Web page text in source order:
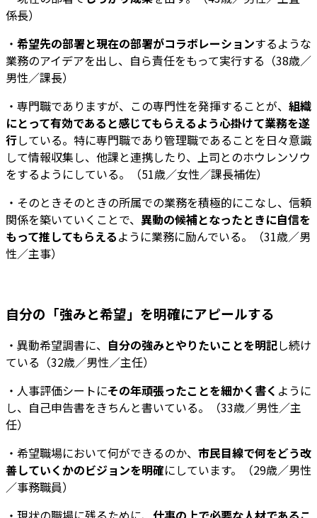
係長）
・ 希望先の部署と現在の部署がコラボレーションするような
業務のアイデアを出し、自ら責任をもって実行する（38歳／
男性／課長）
・専門職でありますが、この専門性を発揮することが、 組織
にとって有効であると感じてもらえるよう心掛けて業務を遂
行している。特に専門職であり管理職であることを日々意識
して情報収集し、他課と連携したり、上司とのホウレンソウ
をするようにしている。（51歳／女性／課長補佐）
・そのときそのときの所属での業務を積極的にこなし、信頼
関係を築いていくことで、 異動の候補となったときに自信を
もって推してもらえるように業務に励んでいる。（31歳／男
性／主事）
自分の「強みと希望」を明確にアピールする
・異動希望調書に、 自分の強みとやりたいことを明記し続け
ている（32歳／男性／主任）
・人事評価シートにその年頑張ったことを細かく書く ように
し、自己申告書をきちんと書いている。（33歳／男性／主
任）
・希望職場において何ができるのか、 市民目線で何をどう改
善していくかのビジョンを明確にしています。（29歳／男性
／事務職員）